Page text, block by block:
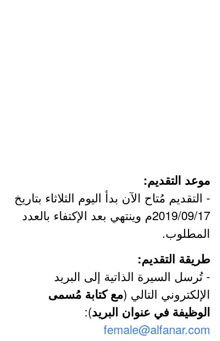
موعد التقديم:
- التقديم مُتاح الآن بدأ اليوم الثلاثاء بتاريخ
2019/09/17م وينتهي بعد الإكتفاء بالعدد
المطلوب.
طريقة التقديم:
- تُرسل السيرة الذاتية إلى البريد
الإلكتروني التالي (مع كتابة مُسمى
الوظيفة في عنوان البريد):
female@alfanar.com